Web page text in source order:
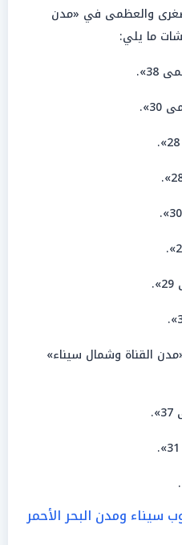
والعظمى في «مدن
ما يلي:
القناة وشمال سيناء»
سيناء ومدن البحر الأحمر